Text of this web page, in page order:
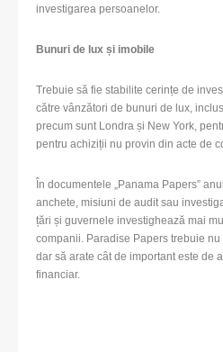
investigarea persoanelor.
Bunuri de lux și imobile
Trebuie să fie stabilite cerințe de
către vânzători de bunuri de lux,
precum sunt Londra și New York,
pentru achiziții nu provin din acte de
În documentele „Panama Papers”
anchete, misiuni de audit sau
țări și guvernele investighează mai
companii. Paradise Papers trebuie
dar să arate cât de important este de
financiar.